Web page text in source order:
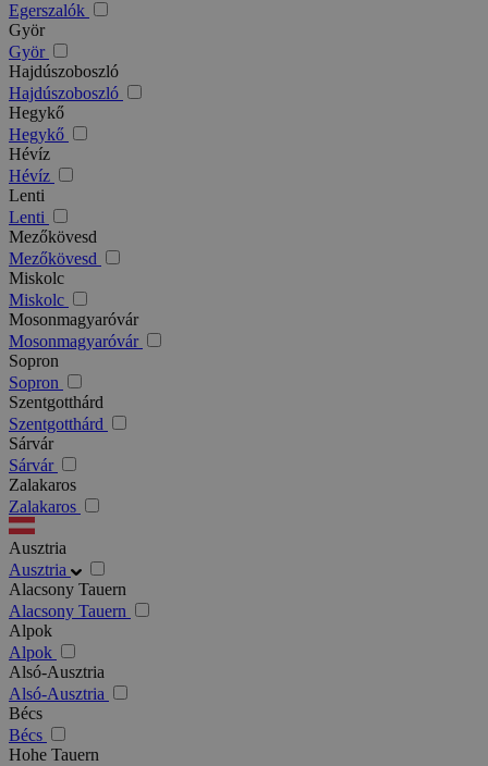
Egerszalók
Györ
Györ
Hajdúszoboszló
Hajdúszoboszló
Hegykő
Hegykő
Hévíz
Hévíz
Lenti
Lenti
Mezőkövesd
Mezőkövesd
Miskolc
Miskolc
Mosonmagyaróvár
Mosonmagyaróvár
Sopron
Sopron
Szentgotthárd
Szentgotthárd
Sárvár
Sárvár
Zalakaros
Zalakaros
Ausztria
Ausztria
Alacsony Tauern
Alacsony Tauern
Alpok
Alpok
Alsó-Ausztria
Alsó-Ausztria
Bécs
Bécs
Hohe Tauern